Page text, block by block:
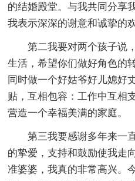
的结婚殿堂。与我共同分享
我表示深深的谢意和诚挚的
第二我要对两个孩子说
生活，希望你们做好角色的
同时做一个好姑爷好儿媳好
贴，互相包容：工作中互相
营造一个幸福美满的家庭。
第三我要感谢多年来一
的挚爱，支持和鼓励使我走
准婆婆，我真的非常高兴。